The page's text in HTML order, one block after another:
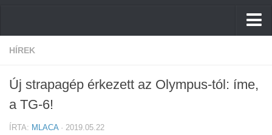
Hírek
Cikkek
HÍREK
Új strapagép érkezett az Olympus-tól: íme,
a TG-6!
ÍRTA: MLACA· 2019.05.22